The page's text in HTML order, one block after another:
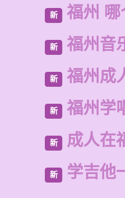
新 福州
新 福州音
新 福州成
新 福州学
新 成人在
新 学吉他